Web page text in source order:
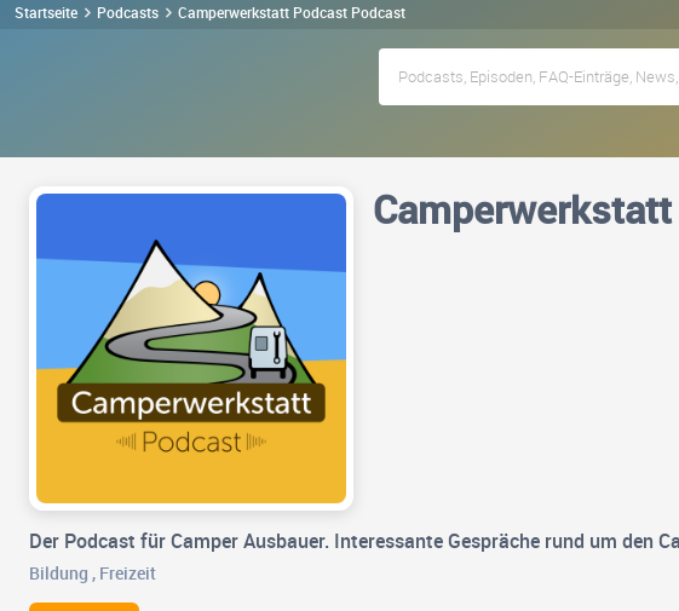
Startseite Podcasts Camperwerkstatt Podcast Podcast
Der Podcast für Camper Ausbauer. Interessante Gespräche rund um den
Bildung , Freizeit